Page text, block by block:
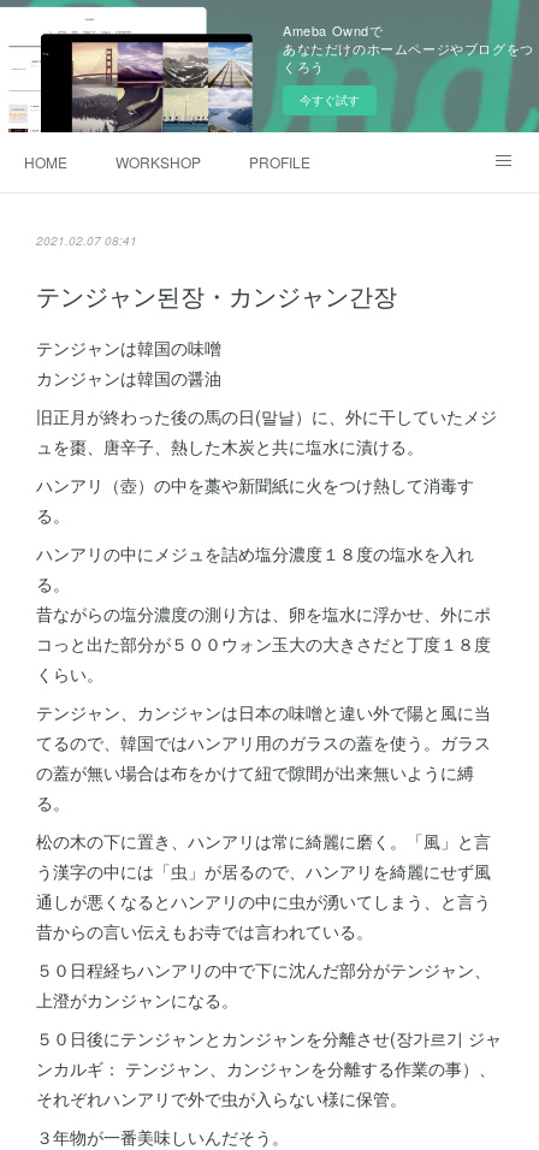
Ameba Owndで
あなただけのホームページやブログをつ
くろう
今すぐ試す
HOME WORKSHOP PROFILE
2021.02.07 08:41
テンジャン된장・カンジャン간장
テンジャンは韓国の味噌
カンジャンは韓国の醤油
旧正月が終わった後の馬の日(말날）に、外に干していたメジ
ュを棗、唐辛子、熱した木炭と共に塩水に漬ける。
ハンアリ（壺）の中を藁や新聞紙に火をつけ熱して消毒す
る。
ハンアリの中にメジュを詰め塩分濃度１８度の塩水を入れ
る。
昔ながらの塩分濃度の測り方は、卵を塩水に浮かせ、外にポ
コっと出た部分が５００ウォン玉大の大きさだと丁度１８度
くらい。
テンジャン、カンジャンは日本の味噌と違い外で陽と風に当
てるので、韓国ではハンアリ用のガラスの蓋を使う。ガラス
の蓋が無い場合は布をかけて紐で隙間が出来無いように縛
る。
松の木の下に置き、ハンアリは常に綺麗に磨く。「風」と言
う漢字の中には「虫」が居るので、ハンアリを綺麗にせず風
通しが悪くなるとハンアリの中に虫が湧いてしまう、と言う
昔からの言い伝えもお寺では言われている。
５０日程経ちハンアリの中で下に沈んだ部分がテンジャン、
上澄がカンジャンになる。
５０日後にテンジャンとカンジャンを分離させ(장가르기 ジャ
ンカルギ： テンジャン、カンジャンを分離する作業の事）、
それぞれハンアリで外で虫が入らない様に保管。
３年物が一番美味しいんだそう。